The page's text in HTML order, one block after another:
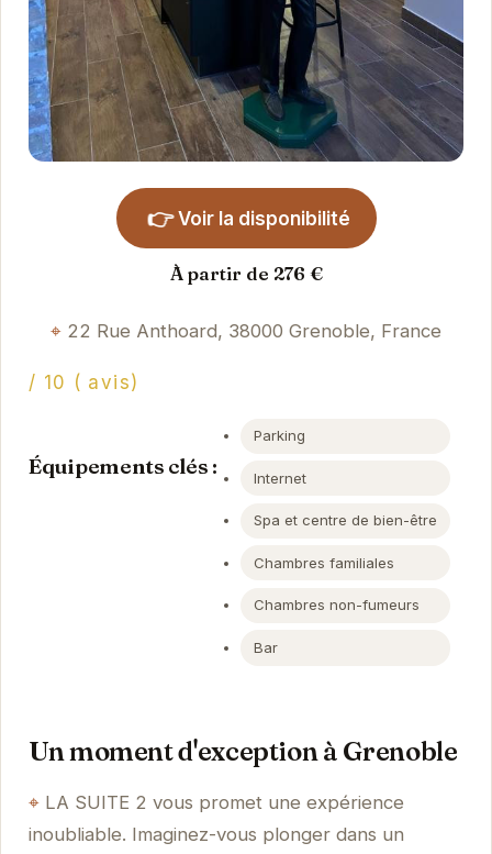
👉 Voir la disponibilité
À partir de 276 €
22 Rue Anthoard, 38000 Grenoble, France
/ 10 ( avis)
Équipements clés :
Parking
Internet
Spa et centre de bien-être
Chambres familiales
Chambres non-fumeurs
Bar
Un moment d'exception à Grenoble
LA SUITE 2 vous promet une expérience
inoubliable. Imaginez-vous plonger dans un